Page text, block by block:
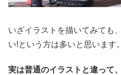
いざイラストを描いてみても
い!という方は多いと思います。
実は普通のイラストと違って